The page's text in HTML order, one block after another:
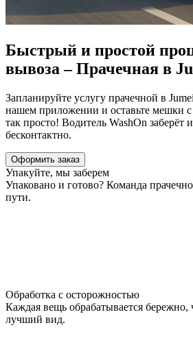
Быстрый и простой
вывоза – Прачечная в
Запланируйте услугу прачечной в
нашем приложении и оставьте мешки
так просто! Водитель WashOn заберёт
бесконтактно.
Оформить заказ
Упакуйте, мы заберем
Упаковано и готово? Команда
пути.
Обработка с осторожностью
Каждая вещь обрабатывается бережно,
лучший вид.